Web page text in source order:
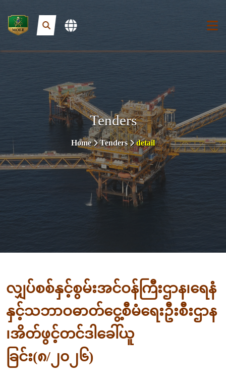
Tenders
Home Tenders detail
လျှပ်စစ်နှင့်စွမ်းအင်ဝန်ကြီးဌာန၊ရေနံ
နှင့်သဘာဝဓာတ်ငွေ့စီမံရေးဦးစီးဌာန
၊အိတ်ဖွင့်တင်ဒါခေါ်ယူ
ခြင်း(၈/၂၀၂၆)